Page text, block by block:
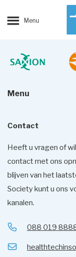
Menu
Contact
Heeft u vragen of
contact met ons
blijven van het
Society kunt u ons
kanalen.
088 019